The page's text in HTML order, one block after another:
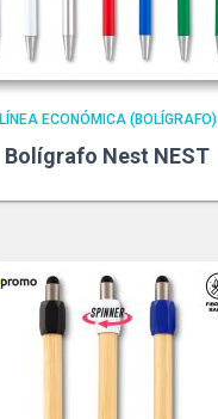
LÍNEA ECONÓMICA (BOLÍGRAFO)
Bolígrafo Nest NEST